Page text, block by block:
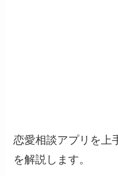
恋愛相談アプリを上
を解説します。